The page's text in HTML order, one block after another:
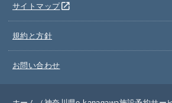
サイトマップopen_in_new
規約と方針
お問い合わせ